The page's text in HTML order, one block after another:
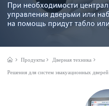
При нео­б­ход­имости
управ­ления дверьми или
на помощь придут табло
Продукты Дверная техника
Решения для систем эвакуационных дверей